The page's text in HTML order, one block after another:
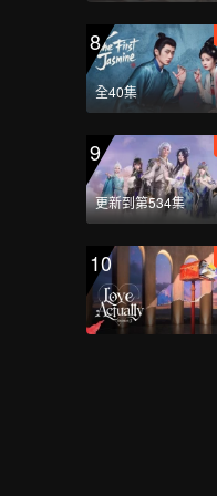
8
全40集
9
更新到第534集
10